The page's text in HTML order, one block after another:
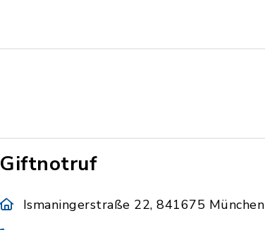
Giftnotruf
Ismaningerstraße 22, 841675 München